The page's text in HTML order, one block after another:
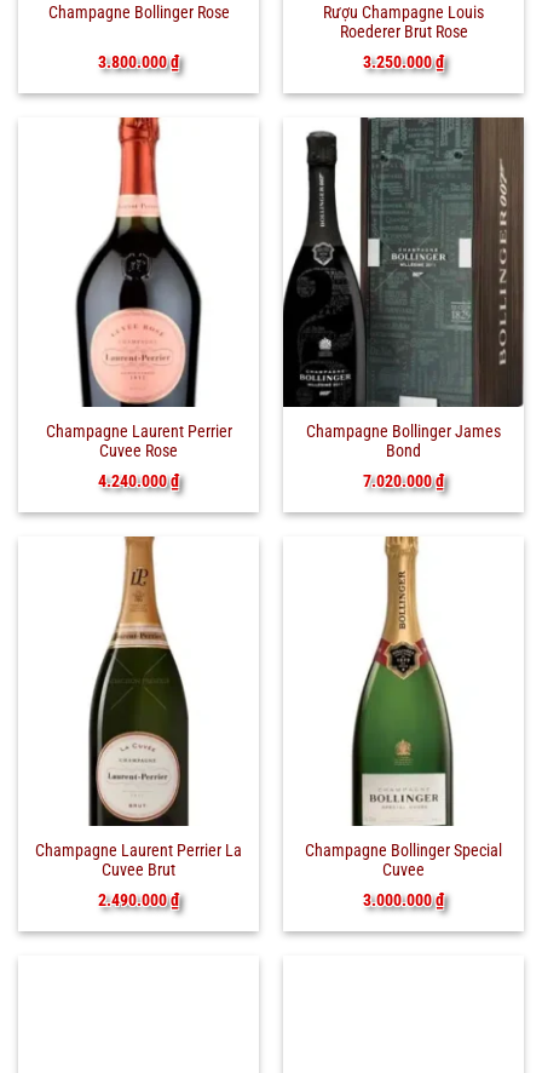
Champagne Bollinger Rose
3.800.000₫
Rượu Champagne Louis
Roederer Brut Rose
3.250.000₫
Champagne Laurent Perrier
Cuvee Rose
4.240.000₫
Champagne Bollinger James
Bond
7.020.000₫
Champagne Laurent Perrier La
Cuvee Brut
2.490.000₫
Champagne Bollinger Special
Cuvee
3.000.000₫